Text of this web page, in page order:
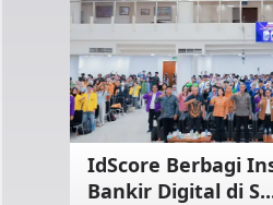
IdScore Berbagi
Bankir Digital di